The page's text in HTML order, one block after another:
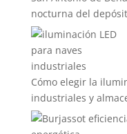
nocturna del
Cómo elegir la
industriales y